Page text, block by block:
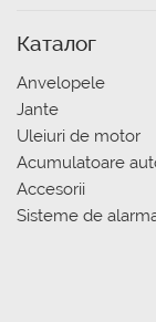
Каталог
Anvelopele
Jante
Uleiuri de motor
Acumulatoare
Accesorii
Sisteme de